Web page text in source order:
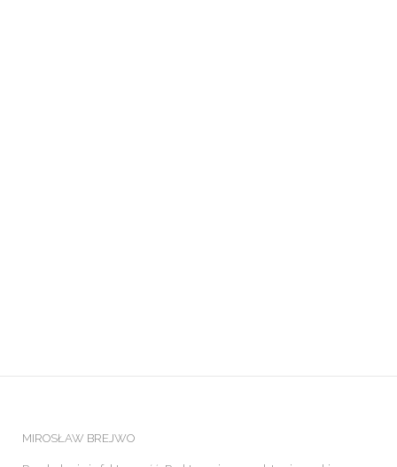
MIROSŁAW BREJWO